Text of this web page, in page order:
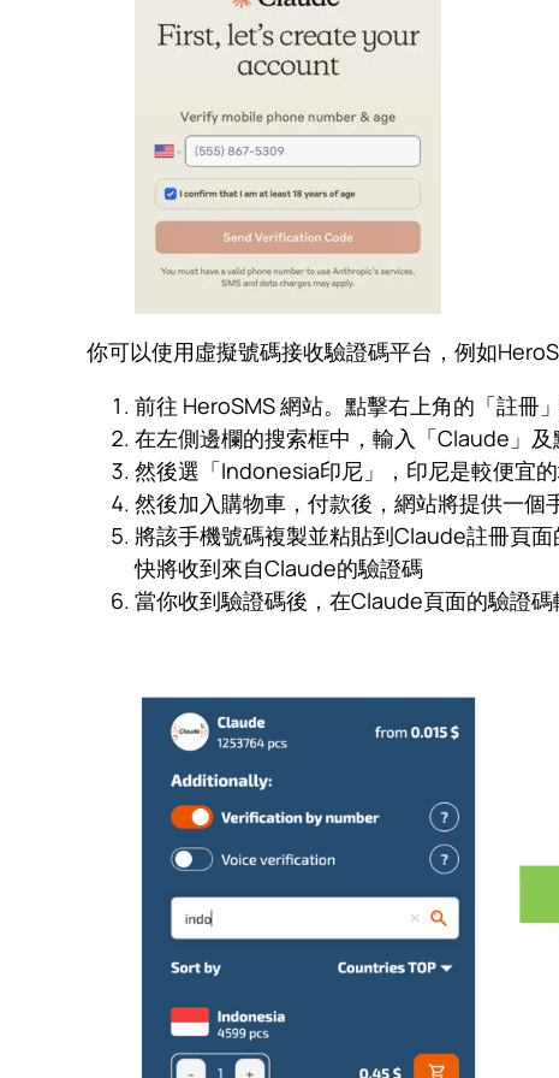
你可以使用虛擬號碼接收驗證碼平台，例如
前往 HeroSMS 網站。點擊右上角的「註冊
在左側邊欄的搜索框中，輸入「Claude」
然後選「Indonesia印尼」，印尼是較便宜
然後加入購物車，付款後，網站將提供一個
將該手機號碼複製並粘貼到Claude註冊頁
快將收到來自Claude的驗證碼
當你收到驗證碼後，在Claude頁面的驗證